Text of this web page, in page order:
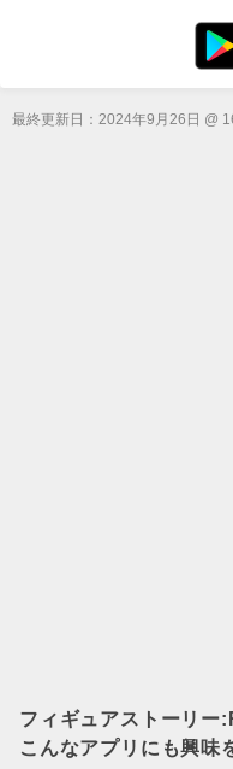
最終更新日： 2024年9月26日 @
フィギュアストーリー
こんなアプリにも興味